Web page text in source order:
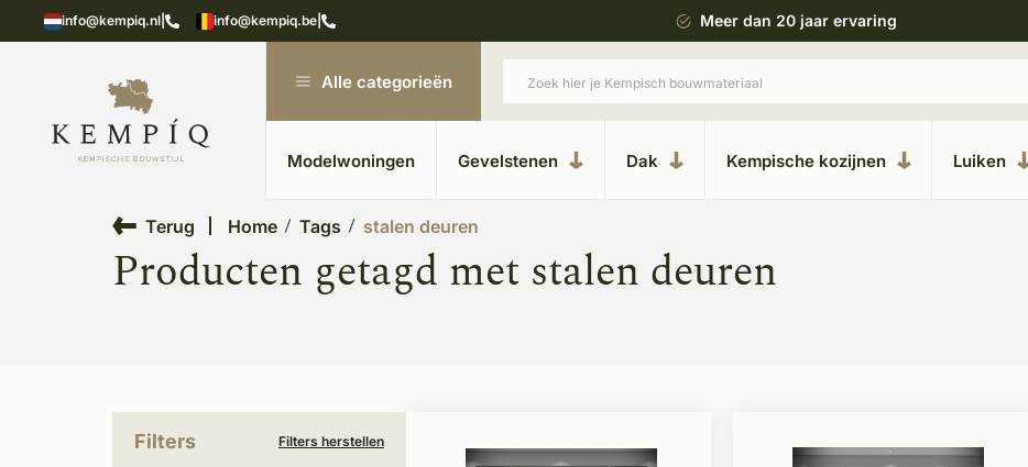
info@kempiq.nl info@kempiq.be
in Kesteren Unieke materialen in kempische bouwstijl Meer dan 20 jaar ervaring
Alle categorieën
Modelwoningen Gevelstenen Dak Kempische kozijnen Luiken
Terug Home Tags stalen deuren
Producten getagd met stalen deuren
Filters Filters herstellen